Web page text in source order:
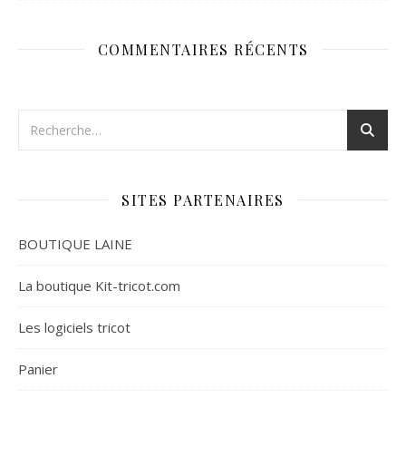
COMMENTAIRES RÉCENTS
SITES PARTENAIRES
BOUTIQUE LAINE
La boutique Kit-tricot.com
Les logiciels tricot
Panier